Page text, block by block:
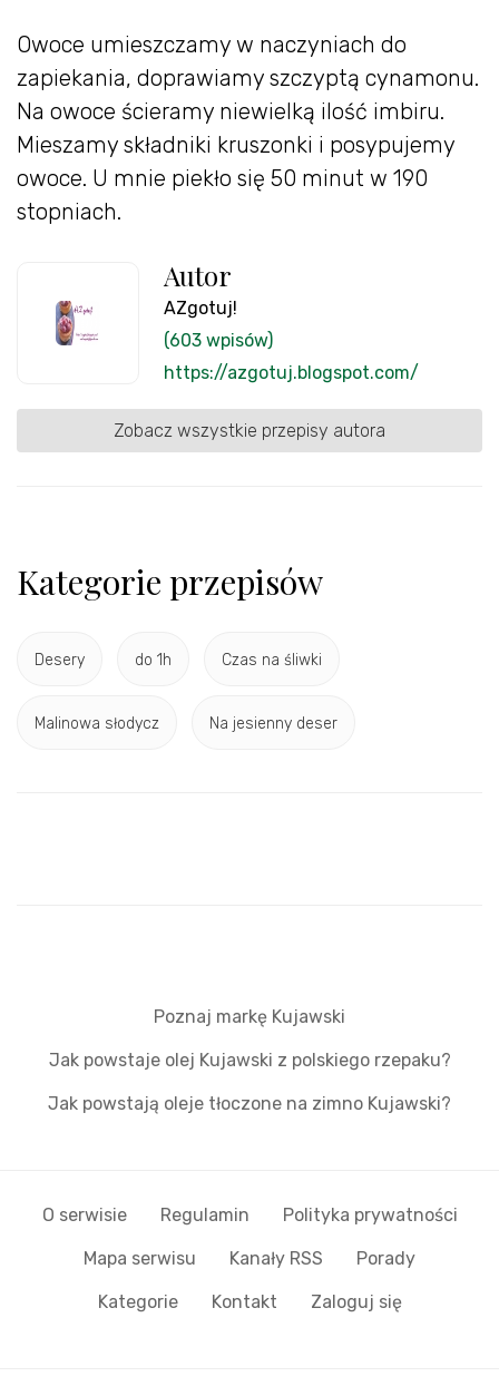
Owoce umieszczamy w naczyniach do
zapiekania, doprawiamy szczyptą cynamonu.
Na owoce ścieramy niewielką ilość imbiru.
Mieszamy składniki kruszonki i posypujemy
owoce. U mnie piekło się 50 minut w 190
stopniach.
Autor
AZgotuj!
(603 wpisów)
https://azgotuj.blogspot.com/
Zobacz wszystkie przepisy autora
Kategorie przepisów
Desery do 1h Czas na śliwki
Malinowa słodycz Na jesienny deser
Poznaj markę Kujawski
Jak powstaje olej Kujawski z polskiego rzepaku?
Jak powstają oleje tłoczone na zimno Kujawski?
O serwisie Regulamin Polityka prywatności
Mapa serwisu Kanały RSS Porady
Kategorie Kontakt Zaloguj się